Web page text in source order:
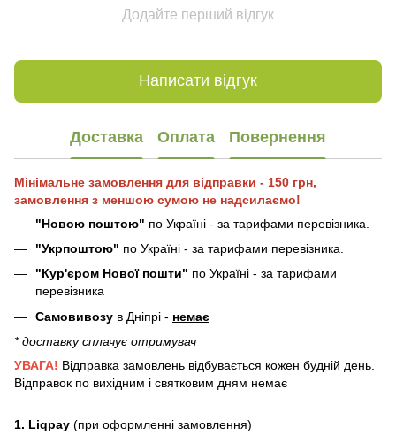
Додайте перший відгук
Написати відгук
Доставка Оплата Повернення
Мінімальне замовлення для відправки - 150 грн,
замовлення з меншою сумою не надсилаємо!
"Новою поштою" по Україні - за тарифами перевізника.
"Укрпоштою" по Україні - за тарифами перевізника.
"Кур'єром Нової пошти" по Україні - за тарифами
перевізника
Самовивозу в Дніпрі - немає
* доставку сплачує отримувач
УВАГА! Відправка замовлень відбувається кожен будній день.
Відправок по вихідним і святковим дням немає
1. Liqpay (при оформленні замовлення)